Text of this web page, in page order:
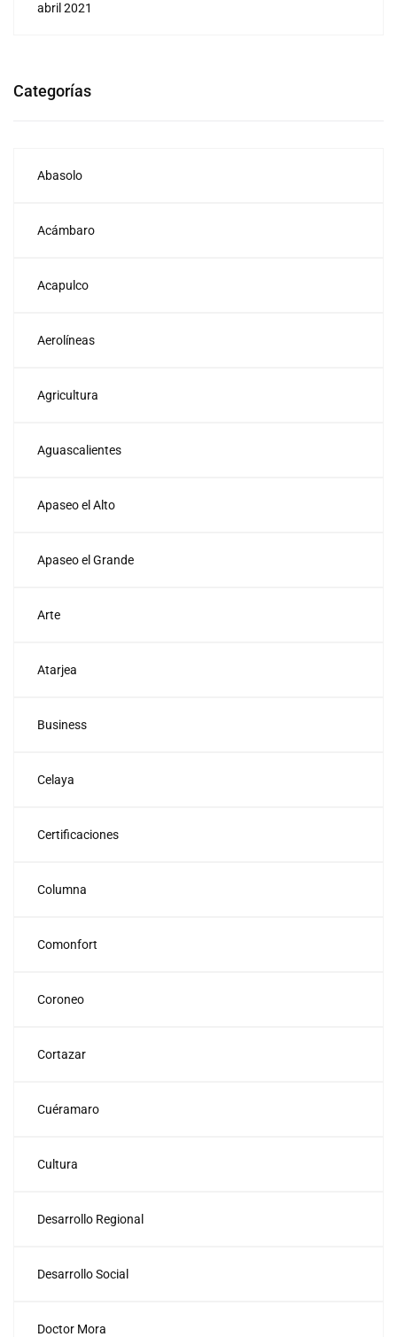
abril 2021
Categorías
Abasolo
Acámbaro
Acapulco
Aerolíneas
Agricultura
Aguascalientes
Apaseo el Alto
Apaseo el Grande
Arte
Atarjea
Business
Celaya
Certificaciones
Columna
Comonfort
Coroneo
Cortazar
Cuéramaro
Cultura
Desarrollo Regional
Desarrollo Social
Doctor Mora